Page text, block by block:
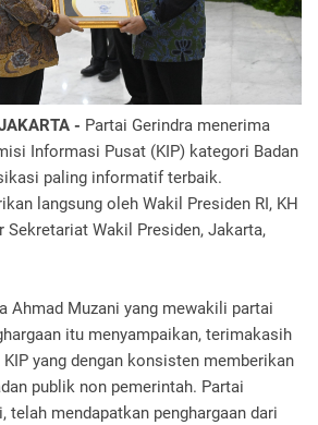
- Partai Gerindra menerima
Informasi Pusat (KIP) kategori Badan
paling informatif terbaik.
langsung oleh Wakil Presiden RI, KH
Sekretariat Wakil Presiden, Jakarta,
Ahmad Muzani yang mewakili partai
itu menyampaikan, terimakasih
yang dengan konsisten memberikan
publik non pemerintah. Partai
telah mendapatkan penghargaan dari